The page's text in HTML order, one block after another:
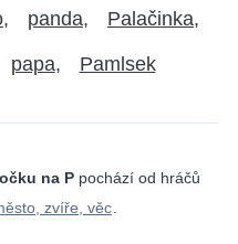
panda Palačinka
papa Pamlsek
na Ppochází od hráčů
zvíře, věc